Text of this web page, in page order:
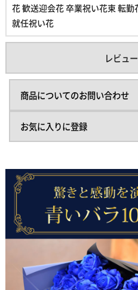
花 歓送迎会花 卒業祝い花束 転
就任祝い花
レビュ
商品についてのお問い合わせ
お気に入りに登録